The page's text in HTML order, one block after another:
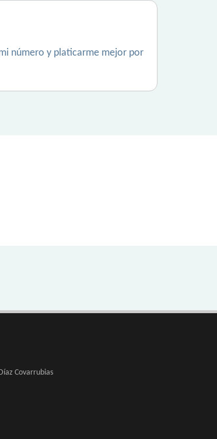
número y platicarme mejor por
Covarrubias